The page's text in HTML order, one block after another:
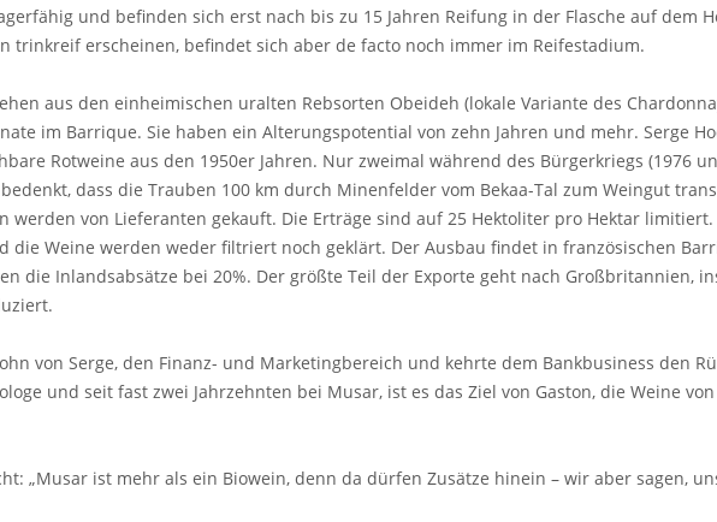
und befinden sich erst nach bis zu 15 Jahren Reifung in der Flasche auf dem
trinkreif erscheinen, befindet sich aber de facto noch immer im Reifestadium.
aus den einheimischen uralten Rebsorten Obeideh (lokale Variante des
im Barrique. Sie haben ein Alterungspotential von zehn Jahren und mehr. Serge
Rotweine aus den 1950er Jahren. Nur zweimal während des Bürgerkriegs (1976
dass die Trauben 100 km durch Minenfelder vom Bekaa-Tal zum Weingut
werden von Lieferanten gekauft. Die Erträge sind auf 25 Hektoliter pro Hektar
Weine werden weder filtriert noch geklärt. Der Ausbau findet in französischen
die Inlandsabsätze bei 20%. Der größte Teil der Exporte geht nach Großbritannien,
von Serge, den Finanz- und Marketingbereich und kehrte dem Bankbusiness den
und seit fast zwei Jahrzehnten bei Musar, ist es das Ziel von Gaston, die Weine
„Musar ist mehr als ein Biowein, denn da dürfen Zusätze hinein – wir aber sagen,